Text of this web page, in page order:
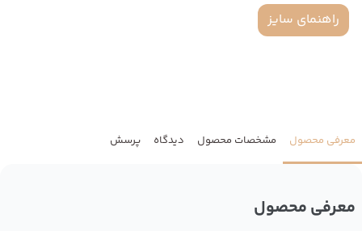
راهنمای سایز
معرفی محصول مشخصات محصول دیدگاه پرسش
معرفی محصول